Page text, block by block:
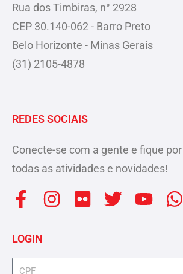
Rua dos Timbiras, n° 2928
CEP 30.140-062 - Barro Preto
Belo Horizonte - Minas Gerais
(31) 2105-4878
REDES SOCIAIS
Conecte-se com a gente e fique
todas as atividades e novidades!
F
a
c
e
I
t
F
c
T
t
Y
t
W
t
LOGIN
cpf